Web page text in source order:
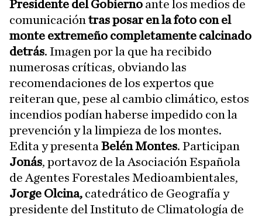
Presidente del Gobierno ante los medios de
comunicación tras posar en la foto con el
monte extremeño completamente calcinado
detrás. Imagen por la que ha recibido
numerosas críticas, obviando las
recomendaciones de los expertos que
reiteran que, pese al cambio climático, estos
incendios podían haberse impedido con la
prevención y la limpieza de los montes.
Edita y presenta Belén Montes. Participan
Jonás, portavoz de la Asociación Española
de Agentes Forestales Medioambientales,
Jorge Olcina, catedrático de Geografía y
presidente del Instituto de Climatología de